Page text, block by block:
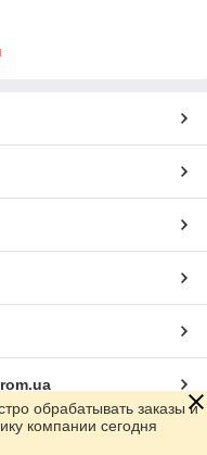
обрабатывать заказы и
компании сегодня